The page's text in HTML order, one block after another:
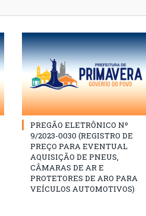
PREGÃO ELETRÔNICO Nº
9/2023-0030 (REGISTRO DE
PREÇO PARA EVENTUAL
AQUISIÇÃO DE PNEUS,
CÂMARAS DE AR E
PROTETORES DE ARO PARA
VEÍCULOS AUTOMOTIVOS)